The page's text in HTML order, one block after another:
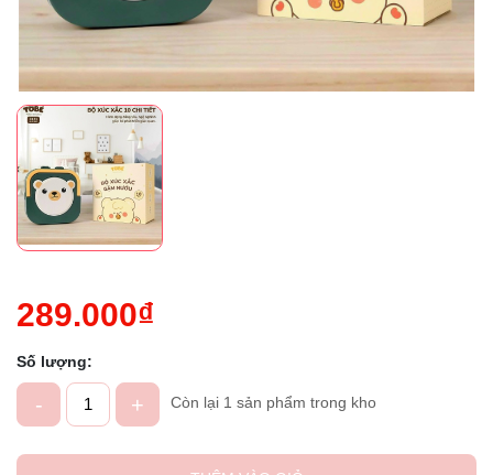
289.000₫
Số lượng:
- + Còn lại 1 sản phẩm trong kho